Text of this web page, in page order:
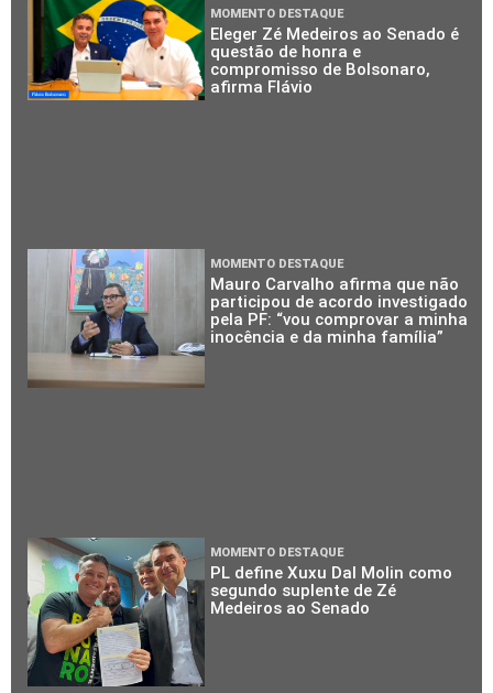
MOMENTO DESTAQUE
Eleger Zé Medeiros ao Senado é
questão de honra e
compromisso de Bolsonaro,
afirma Flávio
MOMENTO DESTAQUE
Mauro Carvalho afirma que não
participou de acordo investigado
pela PF: “vou comprovar a minha
inocência e da minha família”
MOMENTO DESTAQUE
PL define Xuxu Dal Molin como
segundo suplente de Zé
Medeiros ao Senado